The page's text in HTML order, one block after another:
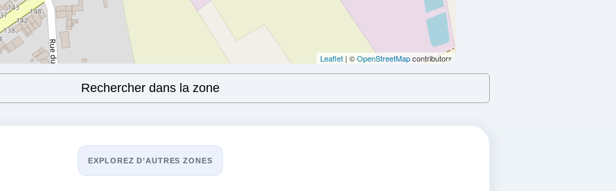
VOIR LES PRIX
Leaflet | ©OpenStreetMapcontributors
Rechercher dans la zone
EXPLOREZ D’AUTRES ZONES